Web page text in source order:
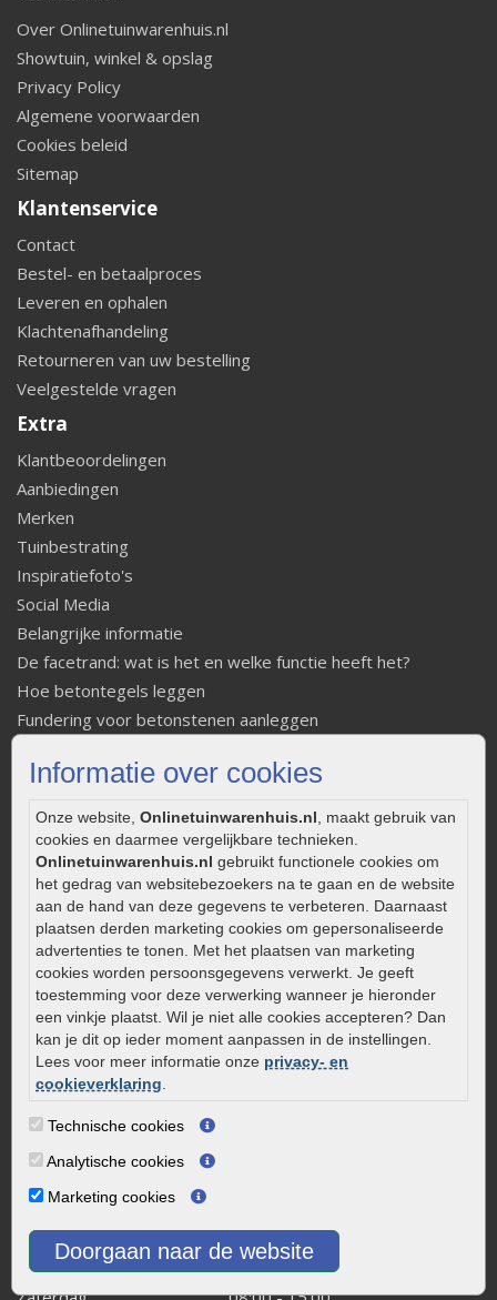
Informatie over cookies
Onze website, Onlinetuinwarenhuis.nl , maakt gebruik van
cookies en daarmee vergelijkbare technieken.
Onlinetuinwarenhuis.nl gebruikt functionele cookies om
het gedrag van websitebezoekers na te gaan en de website
aan de hand van deze gegevens te verbeteren. Daarnaast
plaatsen derden marketing cookies om gepersonaliseerde
advertenties te tonen. Met het plaatsen van marketing
cookies worden persoonsgegevens verwerkt. Je geeft
toestemming voor deze verwerking wanneer je hieronder
een vinkje plaatst. Wil je niet alle cookies accepteren? Dan
kan je dit op ieder moment aanpassen in de instellingen.
Lees voor meer informatie onze privacy- en
cookieverklaring
Technische cookies
Analytische cookies
Marketing cookies
Doorgaan naar de website
Over Onlinetuinwarenhuis.nl
Showtuin, winkel & opslag
Privacy Policy
Algemene voorwaarden
Cookies beleid
Sitemap
Klantenservice
Contact
Bestel- en betaalproces
Leveren en ophalen
Klachtenafhandeling
Retourneren van uw bestelling
Veelgestelde vragen
Extra
Klantbeoordelingen
Aanbiedingen
Merken
Tuinbestrating
Inspiratiefoto's
Social Media
Belangrijke informatie
De facetrand: wat is het en welke functie heeft het?
Hoe betontegels leggen
Fundering voor betonstenen aanleggen
Strakke tuin inrichten
Legverbanden gebakken bestrating
Onderhoud van gebakken bestrating
Aanlegtips voor gebakken bestrating
Zelf een terras aanleggen
Kleine stadstuin inrichten
0320 – 219170
Kaapstanderweg 41
8243 RB Lelystad
info@onlinetuinwarenhuis.nl
Routebeschrijving
Openingstijden
Maandag
Donderdag
08:00 - 17:00
Vrijdag
08:00 - 17:00